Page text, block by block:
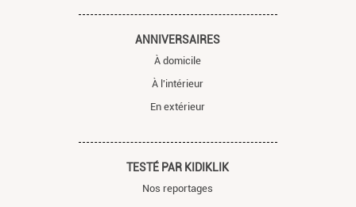
ANNIVERSAIRES
À domicile
À l'intérieur
En extérieur
TESTÉ PAR KIDIKLIK
Nos reportages